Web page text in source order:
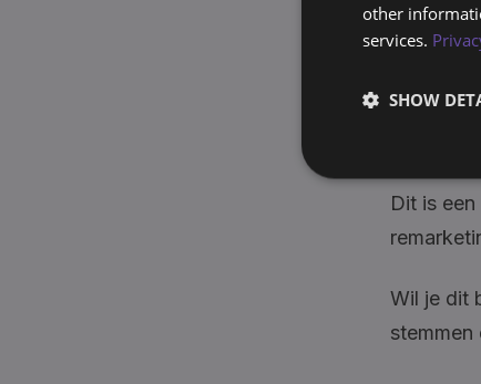
Laat
Dit is
Wil je dit
other
services.
SHOW